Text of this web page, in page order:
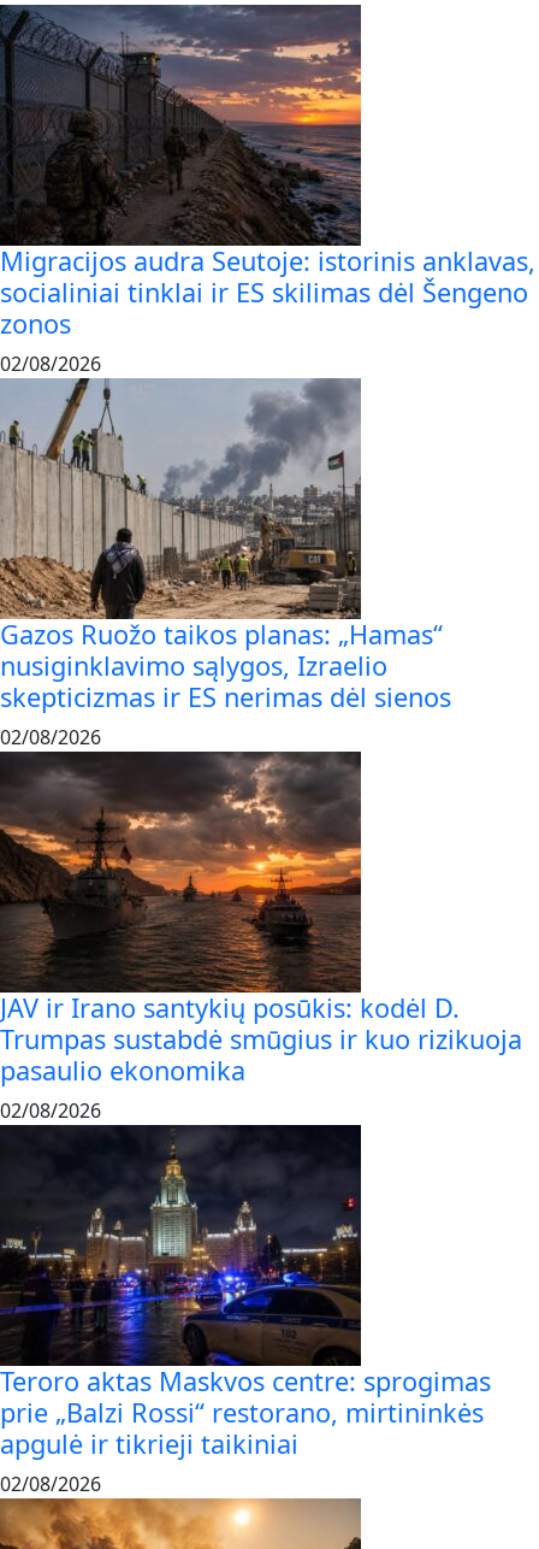
Migracijos audra Seutoje: istorinis anklavas,
socialiniai tinklai ir ES skilimas dėl Šengeno
zonos
02/08/2026
Gazos Ruožo taikos planas: „Hamas“
nusiginklavimo sąlygos, Izraelio
skepticizmas ir ES nerimas dėl sienos
02/08/2026
JAV ir Irano santykių posūkis: kodėl D.
Trumpas sustabdė smūgius ir kuo rizikuoja
pasaulio ekonomika
02/08/2026
Teroro aktas Maskvos centre: sprogimas
prie „Balzi Rossi“ restorano, mirtininkės
apgulė ir tikrieji taikiniai
02/08/2026